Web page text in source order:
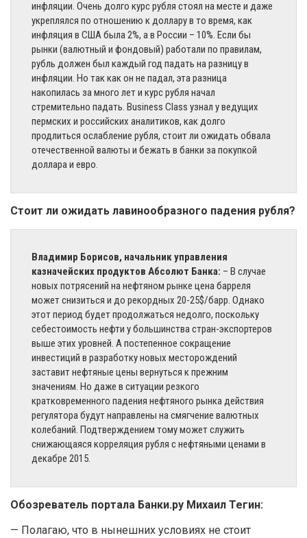
инфляции. Очень долго курс рубля стоял на месте и даже
укреплялся по отношению к доллару в то время, как
инфляция в США была 2%, а в России – 10%. Если бы
рынки (валютный и фондовый) работали по правилам,
рубль должен был каждый год падать на разницу в
инфляции. Но так как он не падал, эта разница
накопилась за много лет и курс рубля начал
стремительно падать. Business Class узнал у ведущих
пермских и российских аналитиков, как долго
продлиться ослабление рубля, стоит ли ожидать обвала
отечественной валюты и бежать в банки за покупкой
доллара и евро.
Стоит ли ожидать лавинообразного падения рубля?
Владимир Борисов, начальник управления
казначейских продуктов Абсолют Банка: – В случае
новых потрясений на нефтяном рынке цена барреля
может снизиться и до рекордных 20-25$/барр. Однако
этот период будет продолжаться недолго, поскольку
себестоимость нефти у большинства стран-экспортеров
выше этих уровней. А постепенное сокращение
инвестиций в разработку новых месторождений
заставит нефтяные цены вернуться к прежним
значениям. Но даже в ситуации резкого
кратковременного падения нефтяного рынка действия
регулятора будут направлены на смягчение валютных
колебаний. Подтверждением тому может служить
снижающаяся корреляция рубля с нефтяными ценами в
декабре 2015.
Обозреватель портала Банки.ру Михаил Тегин:
— Полагаю, что в нынешних условиях не стоит